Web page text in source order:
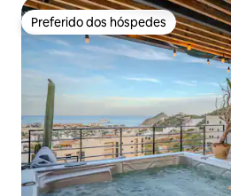
Preferido dos hóspedes
Preferido dos hóspedes